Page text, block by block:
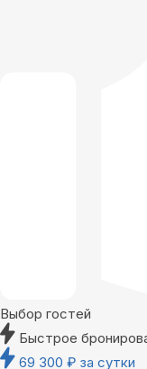
Выбор гостей
Быстрое
69 300 ₽ за сутки